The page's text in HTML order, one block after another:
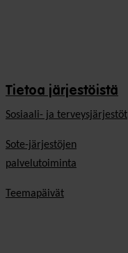
Tietoa järjestöistä
Sosiaali- ja terveysjärjestöt
Sote-järjestöjen
palvelutoiminta
Teemapäivät